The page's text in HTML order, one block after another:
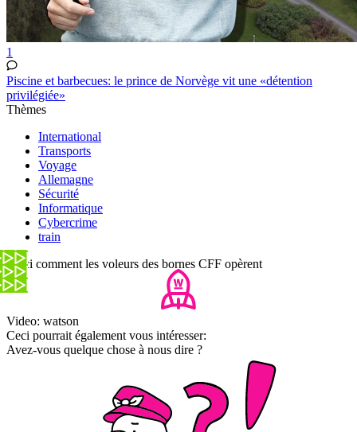
1
Piscine et barbecues: le prince de Norvège vit une «détention
privilégiée»
Thèmes
International
Transports
Voyage
Allemagne
Sécurité
Informatique
Cybercrime
train
Voici comment les voleurs des bornes CFF opèrent
Video: watson
Ceci pourrait également vous intéresser:
Avez-vous quelque chose à nous dire ?